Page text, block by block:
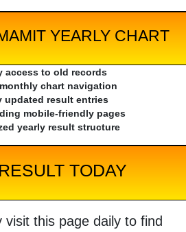
YEARLY CHART
access to old records
chart navigation
updated result entries
mobile-friendly pages
yearly result structure
TODAY
visit this page daily to find